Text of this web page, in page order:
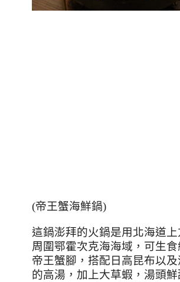
(帝王蟹海鮮鍋)
這鍋澎拜的火鍋是用北海道
周圍鄂霍次克海海域，可生
帝王蟹腳，搭配日高昆布以
的高湯，加上大草蝦，湯頭